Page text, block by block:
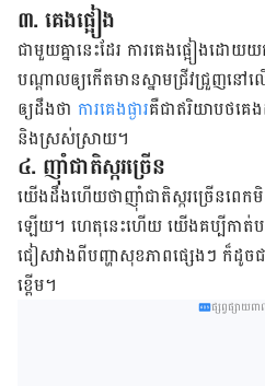
៣. គេង​ផ្អៀង​
ជាមួយ​គ្នា​នេះ​ដែរ​ ការ​គេង​ផ្អៀង​​ដោ
បណ្ដាល​ឲ្យ​កើត​មាន​ស្នាម​ជ្រីវជ្រួញ​នៅ​ល
ឲ្យ​ដឹង​ថា​ ការ​គេង​ផ្ងារគឺ​ជា​ឥរិយាបថ​គេ
និង​ស្រស់ស្រាយ​។
៤. ​ញ៉ាំ​ជាតិ​ស្ករ​ច្រើន​
យើង​ដឹង​ហើយ​ថា​ញ៉ាំជាតិ​ស្ករ​ច្រើន​ពេ
ឡើយ​។​ ហេតុ​នេះ​ហើយ​ យើង​គប្បី​កាត់​បន្
ជៀសវាង​ពី​បញ្ហា​សុខភាព​ផ្សេង​ៗ​ ក៏​ដូច
ខ្ពើម​។
ផ្សព្វផ្សាយព